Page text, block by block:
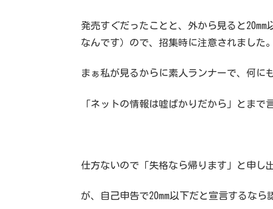
発売すぐだったことと、外から見ると
なんです）ので、招集時に注意されました。
まぁ私が見るからに素人ランナーで、何に
「ネットの情報は嘘ばかりだから」とまで
仕方ないので「失格なら帰ります」と申し
が、自己申告で20mm以下だと宣言するなら